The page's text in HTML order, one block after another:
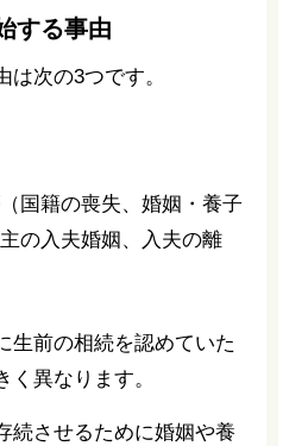
する事由
次の3つです。
（国籍の喪失、婚姻・養子
の入夫婚姻、入夫の離
生前の相続を認めていた
く異なります。
続させるために婚姻や養